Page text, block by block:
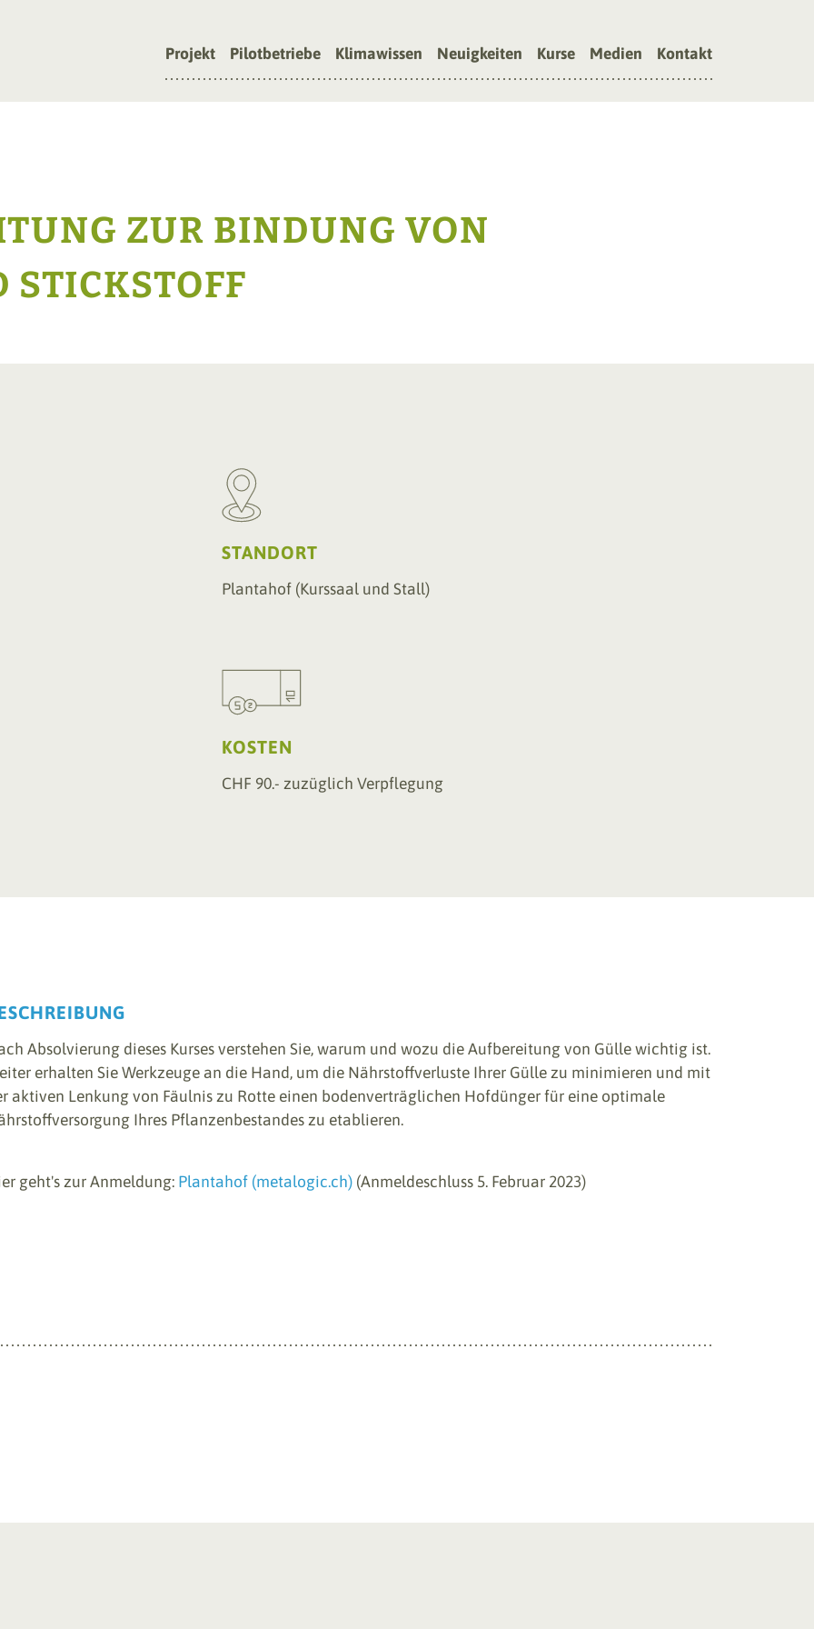
Projekt Pilotbetriebe Klimawissen Neuigkeiten Kurse Medien Kontakt
ZUR BINDUNG VON
STANDORT
Plantahof (Kurssaal und Stall)
KOSTEN
CHF 90.- zuzüglich Verpflegung
Absolvierung dieses Kurses verstehen Sie, warum und wozu die Aufbereitung von Gülle wichtig ist.
erhalten Sie Werkzeuge an die Hand, um die Nährstoffverluste Ihrer Gülle zu minimieren und mit
aktiven Lenkung von Fäulnis zu Rotte einen bodenverträglichen Hofdünger für eine optimale
Ihres Pflanzenbestandes zu etablieren.
geht's zur Anmeldung: Plantahof (metalogic.ch) (Anmeldeschluss 5. Februar 2023)